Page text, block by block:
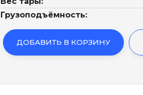
Грузоподъёмность:
ДОБАВИТЬ В КОРЗИНУ